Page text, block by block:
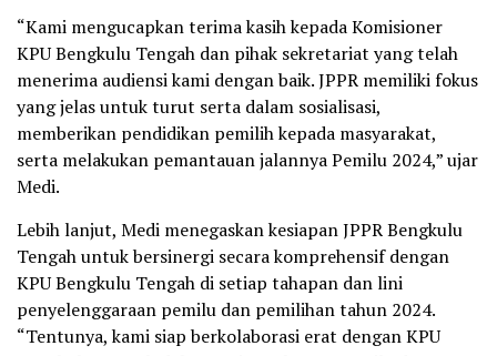
“Kami mengucapkan terima kasih kepada Komisioner
KPU Bengkulu Tengah dan pihak sekretariat yang telah
menerima audiensi kami dengan baik. JPPR memiliki fokus
yang jelas untuk turut serta dalam sosialisasi,
memberikan pendidikan pemilih kepada masyarakat,
serta melakukan pemantauan jalannya Pemilu 2024,” ujar
Medi.
Lebih lanjut, Medi menegaskan kesiapan JPPR Bengkulu
Tengah untuk bersinergi secara komprehensif dengan
KPU Bengkulu Tengah di setiap tahapan dan lini
penyelenggaraan pemilu dan pemilihan tahun 2024.
“Tentunya, kami siap berkolaborasi erat dengan KPU